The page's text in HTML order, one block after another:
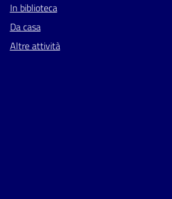
In biblioteca
Da casa
Altre attività